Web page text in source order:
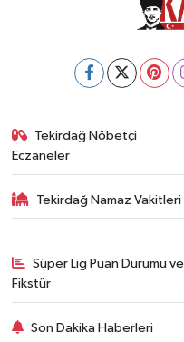
Tekirdağ Nöbetçi
Eczaneler
Tekirdağ Namaz Vakitleri
Süper Lig Puan Durumu ve
Fikstür
Son Dakika Haberleri